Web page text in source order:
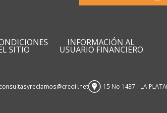
SITIO
INFORMACIÓN AL
USUARIO FINANCIERO
consultasyreclamos@credil.net 15 No 1437 - LA PLATA